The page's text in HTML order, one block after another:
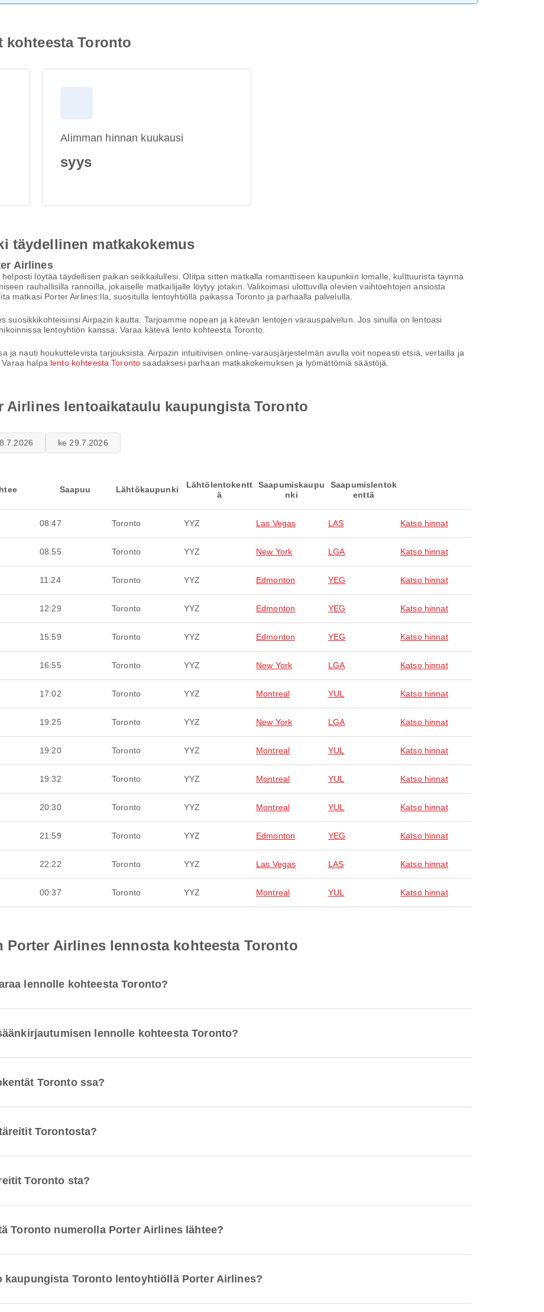
Toronto
Alimman hinnan kuukausi
syys
täydellinen matkakokemus
Airlines
löytää täydellisen paikan seikkailullesi. Olitpa sitten matkalla romanttiseen kaupunkiin lomalle, kulttuurista täynnä
rauhallisilla rannoilla, jokaiselle matkailijalle löytyy jotakin. Valikoimasi ulottuvilla olevien vaihtoehtojen ansiosta
matkasi Porter Airlines:lla, suositulla lentoyhtiöllä paikassa Toronto ja parhaalla palvelulla.
suosikkikohteisiinsi Airpazin kautta. Tarjoamme nopean ja kätevän lentojen varauspalvelun. Jos sinulla on lentoasi
lentoyhtiön kanssa. Varaa kätevä lento kohteesta Toronto.
ja nauti houkuttelevista tarjouksista. Airpazin intuitiivisen online-varausjärjestelmän avulla voit nopeasti etsiä, vertailla ja
halpa lento kohteesta Toronto saadaksesi parhaan matkakokemuksen ja lyömättömiä säästöjä.
Airlines lentoaikataulu kaupungista Toronto
ke 29.7.2026
Saapuu Lähtökaupunki
Lähtölentokentt
ä
Saapumiskaupu
nki
Saapumislentok
enttä
08:47 Toronto YYZ Las Vegas LAS Katso hinnat
08:55 Toronto YYZ New York LGA Katso hinnat
11:24 Toronto YYZ Edmonton YEG Katso hinnat
12:29 Toronto YYZ Edmonton YEG Katso hinnat
15:59 Toronto YYZ Edmonton YEG Katso hinnat
16:55 Toronto YYZ New York LGA Katso hinnat
17:02 Toronto YYZ Montreal YUL Katso hinnat
19:25 Toronto YYZ New York LGA Katso hinnat
19:20 Toronto YYZ Montreal YUL Katso hinnat
19:32 Toronto YYZ Montreal YUL Katso hinnat
20:30 Toronto YYZ Montreal YUL Katso hinnat
21:59 Toronto YYZ Edmonton YEG Katso hinnat
22:22 Toronto YYZ Las Vegas LAS Katso hinnat
00:37 Toronto YYZ Montreal YUL Katso hinnat
Airlines lennosta kohteesta Toronto
lennolle kohteesta Toronto?
lennolle kohteesta Toronto?
Toronto ssa?
Torontosta?
Toronto sta?
Toronto numerolla Porter Airlines lähtee?
kaupungista Toronto lentoyhtiöllä Porter Airlines?